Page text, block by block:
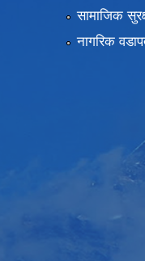
सामाजिक
नागरिक